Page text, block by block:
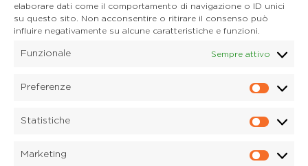
elaborare dati come il comportamento di navigazione o ID unici
su questo sito. Non acconsentire o ritirare il consenso può
influire negativamente su alcune caratteristiche e funzioni.
Funzionale Sempre attivo
Preferenze
Statistiche
Marketing
32043 Cortina d'Ampezzo (BL)
Tel. 0436 4127
E-mail. pieve@dolomitica.it
S. Stefano di Cadore
32045 S. Stefano di Cadore - Comelico (BL)
32040 Candide di Comelico Superiore (BL)